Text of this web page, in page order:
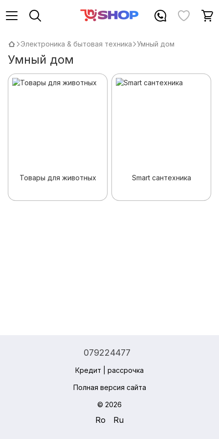
Электроника & бытовая техника Умный дом
Умный дом
Товары для животных Smart сантехника
079224477
Кредит | рассрочка
Полная версия сайта
© 2026
Ro Ru